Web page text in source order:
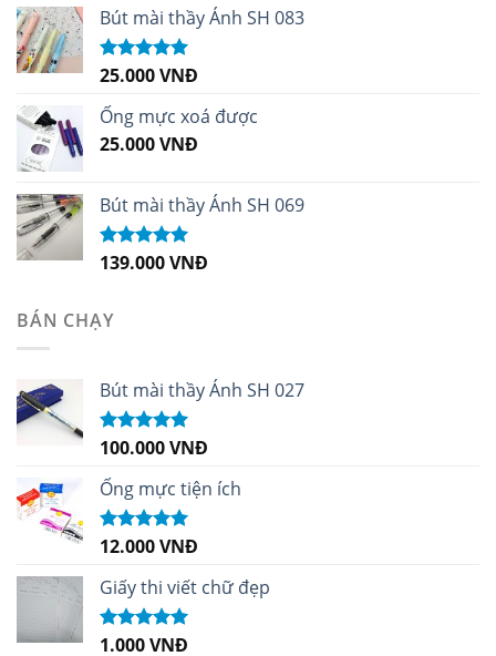
sao
Bút mài thầy Ánh SH 083
Được xếp
sao
25.000VNĐ
Ống mực xoá được
25.000VNĐ
Bút mài thầy Ánh SH 069
Được xếp
139.000VNĐ
BÁN CHẠY
Bút mài thầy Ánh SH 027
Được xếp
sao
100.000VNĐ
Ống mực tiện ích
Được xếp
sao
12.000VNĐ
Giấy thi viết chữ đẹp
Được xếp
1.000VNĐ